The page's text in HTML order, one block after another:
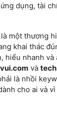
dụng, tài
là một thương
khai thác
hiểu nhanh và
và
là nhồi
cho ai và